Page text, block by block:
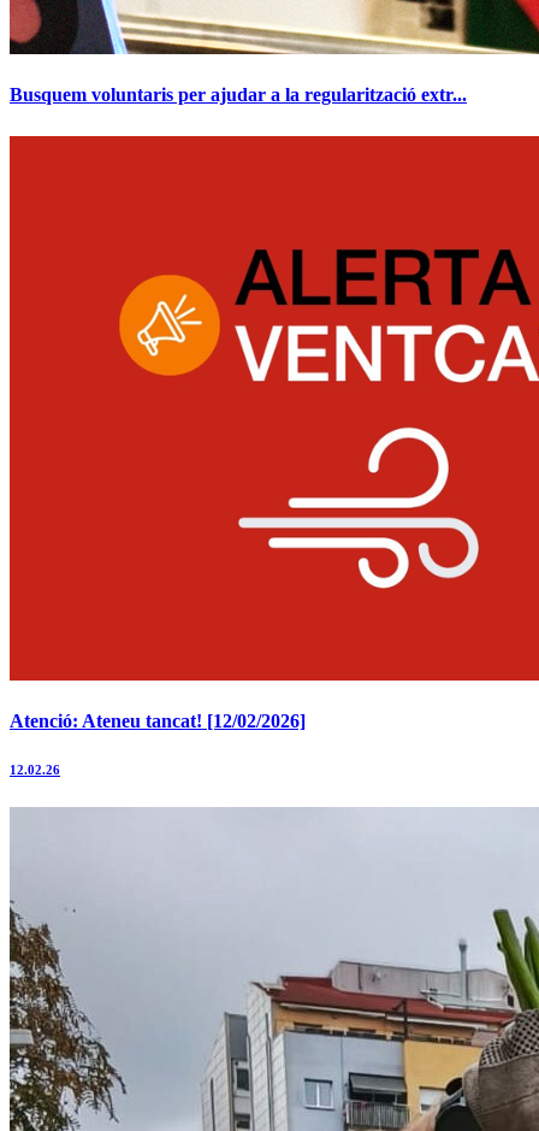
Busquem voluntaris per ajudar a la regularització extr...
Atenció: Ateneu tancat! [12/02/2026]
12.02.26